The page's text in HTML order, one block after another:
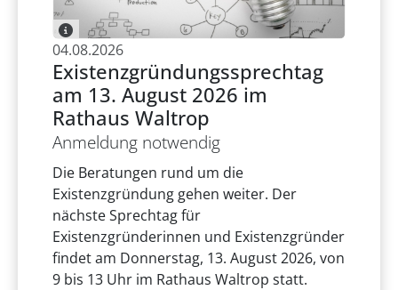
04.08.2026
Existenzgründungssprechtag
am 13. August 2026 im
Rathaus Waltrop
Anmeldung notwendig
Die Beratungen rund um die
Existenzgründung gehen weiter. Der
nächste Sprechtag für
Existenzgründerinnen und Existenzgründer
findet am Donnerstag, 13. August 2026, von
9 bis 13 Uhr im Rathaus Waltrop statt.